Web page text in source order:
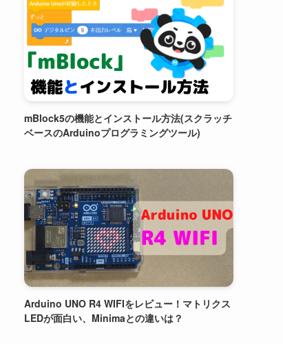
mBlock5の機能とインストール方法(スクラッチ
ベースのArduinoプログラミングツール)
Arduino UNO R4 WIFIをレビュー！マトリクス
LEDが面白い、Minimaとの違いは？